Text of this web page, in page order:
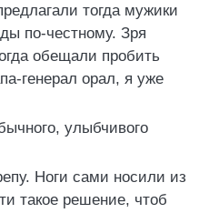
тогда мужики
по-честному. Зря
обещали пробить
генерал орал, я уже
улыбчивого
Ноги сами носили из
такое решение, чтоб